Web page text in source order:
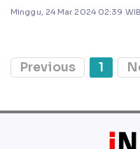
Minggu, 24 Mar 2024 02:39 WIB
Previous 1